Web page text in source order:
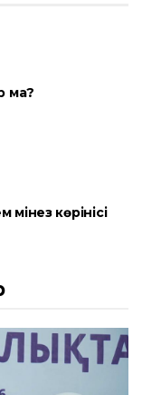
ма?
көрінісі